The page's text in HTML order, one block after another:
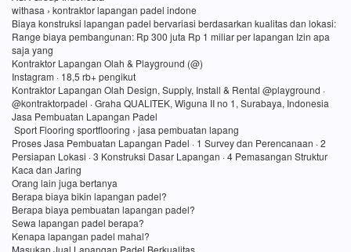
withasa › kontraktor lapangan padel indone
Biaya konstruksi lapangan padel bervariasi berdasarkan kualitas dan lokasi:
Range biaya pembangunan: Rp 300 juta Rp 1 miliar per lapangan Izin apa
saja yang
Kontraktor Lapangan Olah & Playground (@)
Instagram · 18,5 rb+ pengikut
Kontraktor Lapangan Olah Design, Supply, Install & Rental @playground ·
@kontraktorpadel · Graha QUALITEK, Wiguna II no 1, Surabaya, Indonesia
Jasa Pembuatan Lapangan Padel
Sport Flooring sportflooring › jasa pembuatan lapang
Proses Jasa Pembuatan Lapangan Padel · 1 Survey dan Perencanaan · 2
Persiapan Lokasi · 3 Konstruksi Dasar Lapangan · 4 Pemasangan Struktur
Kaca dan Jaring
Orang lain juga bertanya
Berapa biaya bikin lapangan padel?
Berapa biaya pembuatan lapangan padel?
Sewa lapangan padel berapa?
Kenapa lapangan padel mahal?
Masukan Jual Lapangan Padel Berkualitas